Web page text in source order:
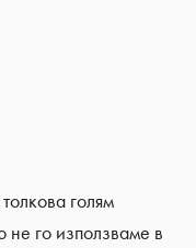
голям
не го използваме в